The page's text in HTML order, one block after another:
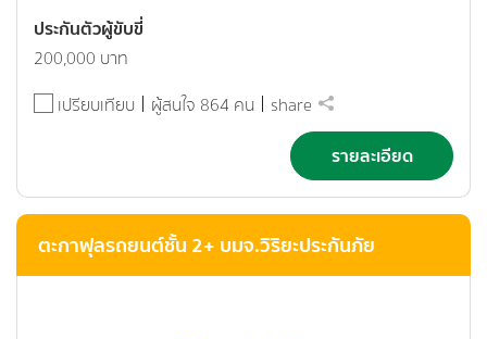
ประกันตัวผู้ขับขี่
200,000 บาท
เปรียบเทียบ
ผู้สนใจ 864 คน share
รายละเอียด
ตะกาฟุลรถยนต์ชั้น 2+ บมจ.วิริยะประกันภัย